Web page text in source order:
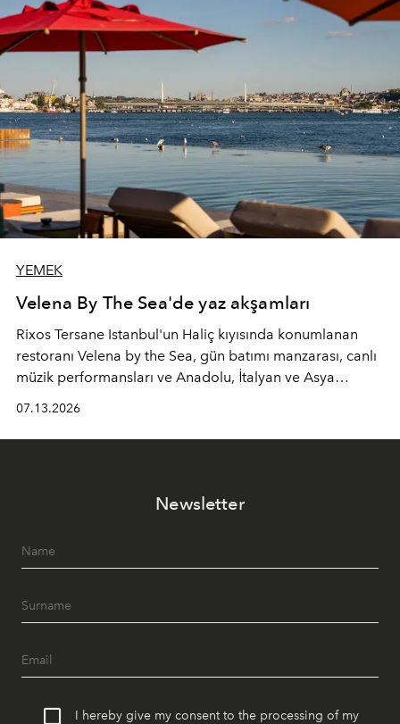
YEMEK
Velena By The Sea'de yaz akşamları
Rixos Tersane Istanbul'un Haliç kıyısında konumlanan
restoranı Velena by the Sea, gün batımı manzarası, canlı
müzik performansları ve Anadolu, İtalyan ve Asya
devam ediyor.
07.13.2026
Newsletter
I hereby give my consent to the processing of my